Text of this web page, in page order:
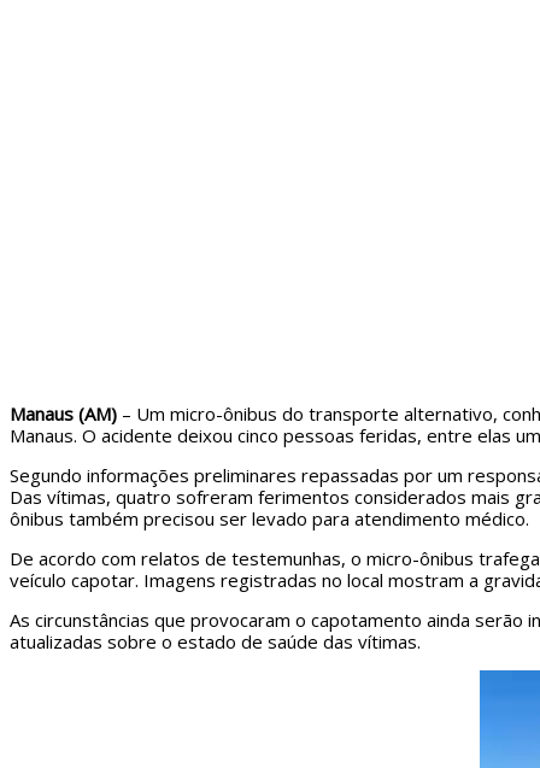
Manaus (AM) – Um micro-ônibus do transporte alternativo,
Manaus. O acidente deixou cinco pessoas feridas, entre elas
Segundo informações preliminares repassadas por um
Das vítimas, quatro sofreram ferimentos considerados mais
ônibus também precisou ser levado para atendimento médico.
De acordo com relatos de testemunhas, o micro-ônibus
veículo capotar. Imagens registradas no local mostram a
As circunstâncias que provocaram o capotamento ainda
atualizadas sobre o estado de saúde das vítimas.